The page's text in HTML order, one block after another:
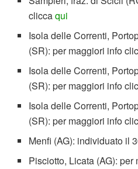
cliccaqui
Isola delle Correnti,
(SR): per maggiori info
Isola delle Correnti,
(SR): per maggiori info
Isola delle Correnti,
(SR): per maggiori info
Menfi (AG): individuato il
Pisciotto, Licata (AG):